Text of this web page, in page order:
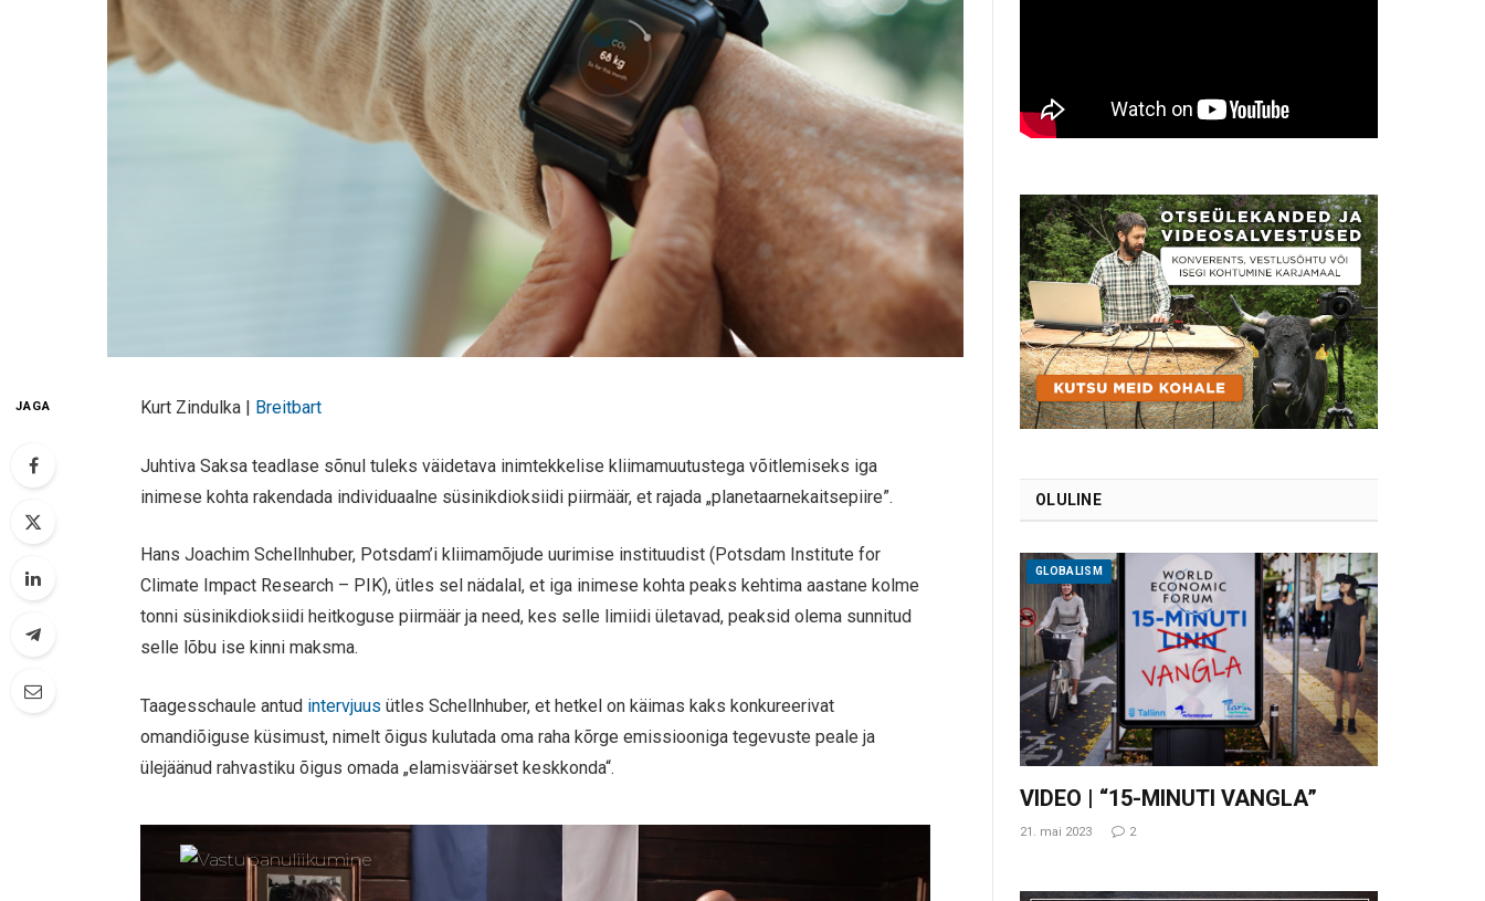
JAGA Kurt Zindulka | Breitbart
Juhtiva Saksa teadlase sõnul tuleks väidetava inimtekkelise kliimamuutustega võitlemiseks iga
inimese kohta rakendada individuaalne süsinikdioksiidi piirmäär, et rajada „planetaarnekaitsepiire”.
Hans Joachim Schellnhuber, Potsdam’i kliimamõjude uurimise instituudist (Potsdam Institute for
Climate Impact Research – PIK), ütles sel nädalal, et iga inimese kohta peaks kehtima aastane kolme
tonni süsinikdioksiidi heitkoguse piirmäär ja need, kes selle limiidi ületavad, peaksid olema sunnitud
selle lõbu ise kinni maksma.
Taagesschaule antud intervjuusütles Schellnhuber, et hetkel on käimas kaks konkureerivat
omandiõiguse küsimust, nimelt õigus kulutada oma raha kõrge emissiooniga tegevuste peale ja
ülejäänud rahvastiku õigus omada „elamisväärset keskkonda“.
OLULINE
GLOBALISM
VIDEO | “15-MINUTI VANGLA”
21. mai 2023 2